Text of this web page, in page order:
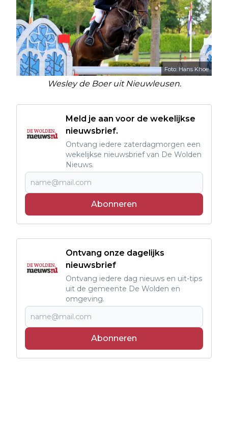
Foto: Hans Khoe
Wesley de Boer uit Nieuwleusen.
Meld je aan voor de wekelijkse
nieuwsbrief.
Ontvang iedere zaterdagmorgen een
wekelijkse nieuwsbrief van De Wolden
Nieuws.
Abonneren
Ontvang onze dagelijks
nieuwsbrief
Ontvang iedere dag nieuws en uit-tips
uit de gemeente De Wolden en
omgeving.
Abonneren